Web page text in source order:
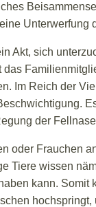
Unterwerfung
Akt, sich
Im Reich der
der
oder Frauchen
Tiere wissen
kann. Somit